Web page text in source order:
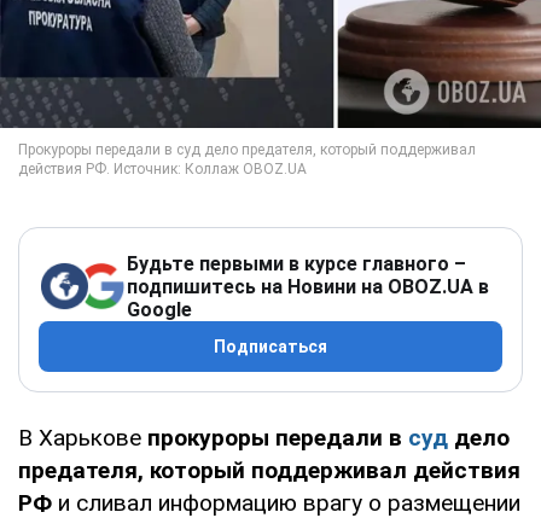
Будьте первыми в курсе главного –
подпишитесь на Новини на OBOZ.UA в
Google
Подписаться
В Харькове прокуроры передали в суд дело
предателя, который поддерживал действия
РФ и сливал информацию врагу о размещении